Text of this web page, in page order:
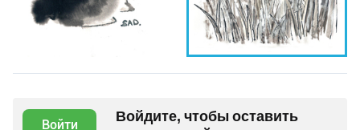
Войти
Войдите, чтобы оставить